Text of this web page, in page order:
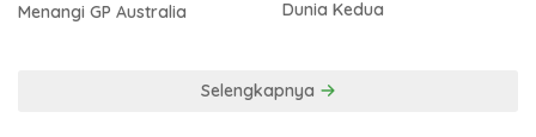
Menangi GP Australia
Dunia Kedua
Selengkapnya